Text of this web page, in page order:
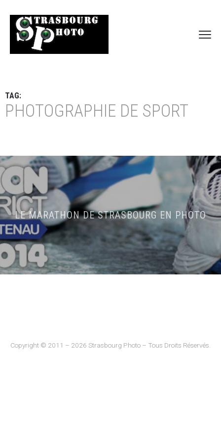
TAG:
PHOTOGRAPHIE DE SPORT
LE MARATHON DE STRASBOURG EN PHOTO
Copyright © 2011 – 2026 Strasbourg Photo – Tous Droits Réservés.